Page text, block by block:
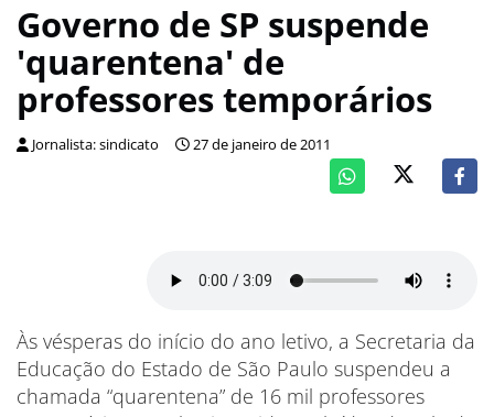
Governo de SP suspende
'quarentena' de
professores temporários
Jornalista: sindicato 27 de janeiro de 2011
Às vésperas do início do ano letivo, a Secretaria da
Educação do Estado de São Paulo suspendeu a
chamada “quarentena” de 16 mil professores